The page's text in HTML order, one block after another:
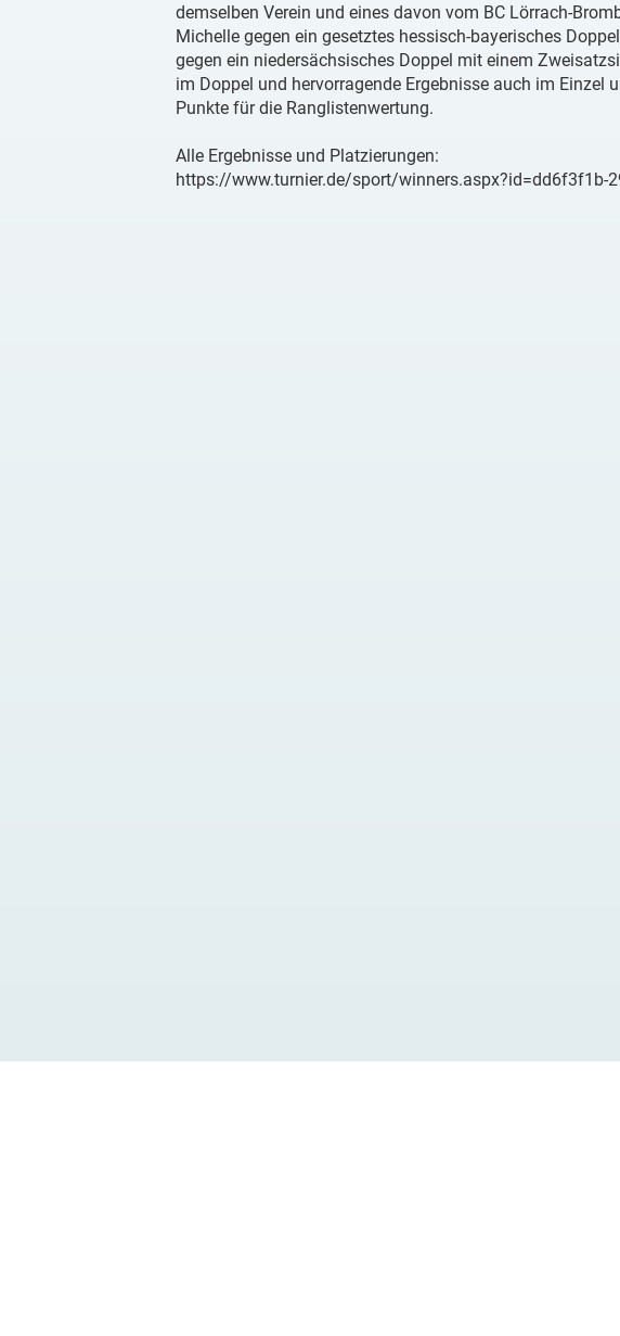
demselben Verein und eines davon vom BC Lörrach-
Michelle gegen ein gesetztes hessisch-bayerisches
gegen ein niedersächsisches Doppel mit einem
im Doppel und hervorragende Ergebnisse auch im Einzel
Punkte für die Ranglistenwertung.
Alle Ergebnisse und Platzierungen:
https://www.turnier.de/sport/winners.aspx?id=dd6f3f1b-